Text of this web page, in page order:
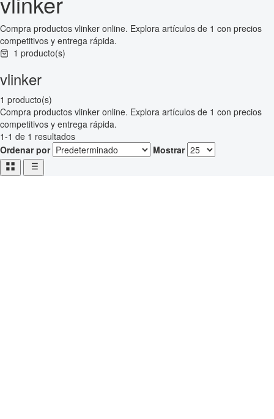
Compra productos vlinker online. Explora artículos de 1 con precios
competitivos y entrega rápida.
1 producto(s)
vlinker
1 producto(s)
Compra productos vlinker online. Explora artículos de 1 con precios
competitivos y entrega rápida.
1-1 de 1 resultados
Ordenar por
Mostrar